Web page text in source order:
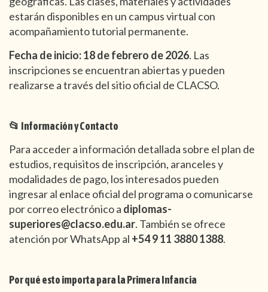
estarán disponibles en un campus virtual con
acompañamiento tutorial permanente.
Fecha de inicio: 18 de febrero de 2026. Las
inscripciones se encuentran abiertas y pueden
realizarse a través del sitio oficial de CLACSO.
📂 Información y Contacto
Para acceder a información detallada sobre el plan de
estudios, requisitos de inscripción, aranceles y
modalidades de pago, los interesados pueden
ingresar al enlace oficial del programa o comunicarse
por correo electrónico a diplomas-
superiores@clacso.edu.ar. También se ofrece
atención por WhatsApp al +54 9 11 3880 1388.
Por qué esto importa para la Primera Infancia